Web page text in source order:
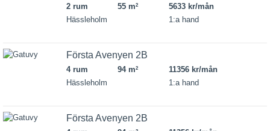
2 rum 55 m2
5633 kr/mån
Hässleholm
1:a hand
Första Avenyen 2B
4 rum 94 m2
11356 kr/mån
Hässleholm
1:a hand
Första Avenyen 2B